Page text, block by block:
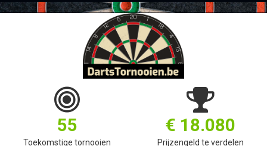
55
Toekomstige tornooien
€ 18.080
Prijzengeld te verdelen